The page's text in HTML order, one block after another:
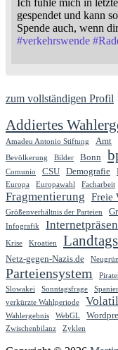
Ich fühle mich in
gespendet und kann
Spende auch, wenn
#verkehrswende #
zum vollständigen Profil
Addiertes
Amadeu Antonio Stiftung
Amt
Bevölkerung Bilder Bonn
Comunio
CSU Demografie
Europa
Europawahl Facharbeit
Fragmentierung Freie
Größenverhältnis der Parteien
Infografik
Krise Kroatien
Netz-gegen-Nazis.de
Parteiensystem
Slowakei
Sonntagsfrage
verkürzte Wahlperiode
Wahlergebnis
WebGL
Zwischenbilanz
Zyklen